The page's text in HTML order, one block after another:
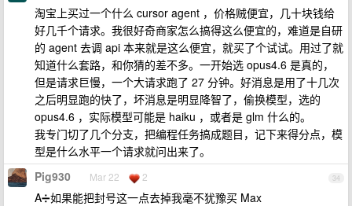
淘宝上买过一个什么 cursor agent ，价格贼便宜，几十块钱给
好几千个请求。我很好奇商家怎么搞得这么便宜的，难道是自研
的 agent 去调 api 本来就是这么便宜，就买了个试试。用过了就
知道什么套路，和你猜的差不多。一开始选 opus4.6 是真的，
但是请求巨慢，一个大请求跑了 27 分钟。好消息是用了十几次
之后明显跑的快了，坏消息是明显降智了，偷换模型，选的
opus4.6 ，实际模型可能是 haiku ，或者是 glm 什么的。
我专门切了几个分支，把编程任务搞成题目，记下来得分点，模
型是什么水平一个请求就问出来了。
34
Pig930 Mar 22 2
A➗如果能把封号这一点去掉我毫不犹豫买 Max